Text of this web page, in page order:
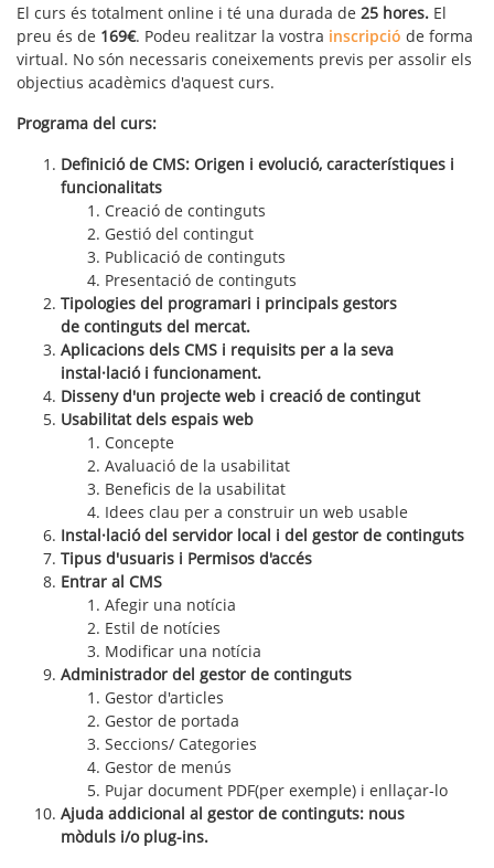
El curs és totalment online i té una durada de 25 hores. El
preu és de 169€. Podeu realitzar la vostra inscripció de forma
virtual. No són necessaris coneixements previs per assolir els
objectius acadèmics d'aquest curs.
Programa del curs:
Definició de CMS: Origen i evolució, característiques i
funcionalitats
Creació de continguts
Gestió del contingut
Publicació de continguts
Presentació de continguts
Tipologies del programari i principals gestors
de continguts del mercat.
Aplicacions dels CMS i requisits per a la seva
instal·lació i funcionament.
Disseny d'un projecte web i creació de contingut
Usabilitat dels espais web
Concepte
Avaluació de la usabilitat
Beneficis de la usabilitat
Idees clau per a construir un web usable
Instal·lació del servidor local i del gestor de continguts
Tipus d'usuaris i Permisos d'accés
Entrar al CMS
Afegir una notícia
Estil de notícies
Modificar una notícia
Administrador del gestor de continguts
Gestor d'articles
Gestor de portada
Seccions/ Categories
Gestor de menús
Pujar document PDF(per exemple) i enllaçar-lo
Ajuda addicional al gestor de continguts: nous
mòduls i/o plug-ins.